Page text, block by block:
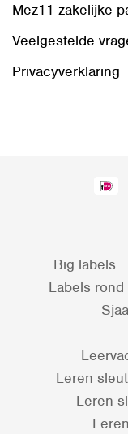
Mez11 zakelijke
Veelgestelde
Privacyverklaring
Big labels
Labels rond
Leren
Leren